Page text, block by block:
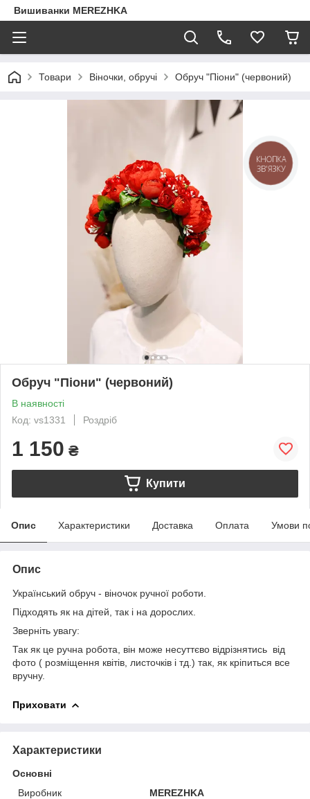
Вишиванки MEREZHKA
Товари Віночки, обручі Обруч "Піони" (червоний)
Обруч "Піони" (червоний)
В наявності
Код: vs1331
Роздріб
1 150 ₴
Купити
Опис Характеристики Доставка Оплата Умови
Опис
Український обруч - віночок ручної роботи.
Підходять як на дітей, так і на дорослих.
Зверніть увагу:
Так як це ручна робота, він може несуттєво відрізнятись від
фото ( розміщення квітів, листочків і тд.) так, як кріпиться все
вручну.
Приховати
Характеристики
Основні
Виробник
MEREZHKA
КНОПКА
ЗВ'ЯЗКУ